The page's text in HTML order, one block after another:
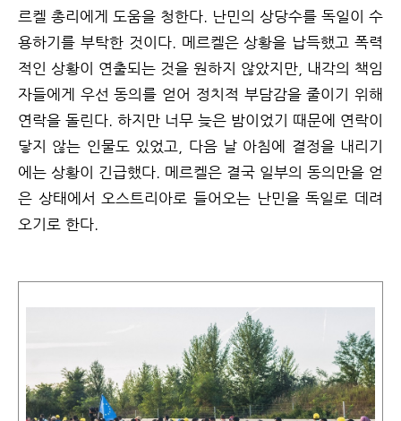
르켈 총리에게 도움을 청한다. 난민의 상당수를 독일이 수
용하기를 부탁한 것이다. 메르켈은 상황을 납득했고 폭력
적인 상황이 연출되는 것을 원하지 않았지만, 내각의 책임
자들에게 우선 동의를 얻어 정치적 부담감을 줄이기 위해
연락을 돌린다. 하지만 너무 늦은 밤이었기 때문에 연락이
닿지 않는 인물도 있었고, 다음 날 아침에 결정을 내리기
에는 상황이 긴급했다. 메르켈은 결국 일부의 동의만을 얻
은 상태에서 오스트리아로 들어오는 난민을 독일로 데려
오기로 한다.